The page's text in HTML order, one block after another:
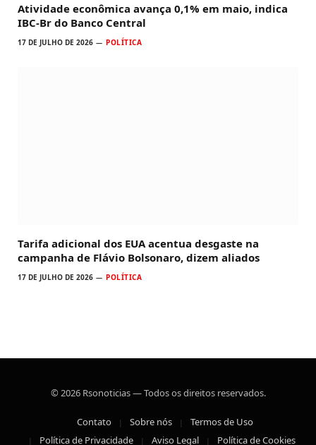
Atividade econômica avança 0,1% em maio, indica
IBC-Br do Banco Central
17 DE JULHO DE 2026 POLÍTICA
Tarifa adicional dos EUA acentua desgaste na
campanha de Flávio Bolsonaro, dizem aliados
17 DE JULHO DE 2026 POLÍTICA
© 2026 Rsonoticias — Todos os direitos reservados.
Contato Sobre nós
Termos de Uso
Política de Privacidade
Aviso Legal Política de Cookies